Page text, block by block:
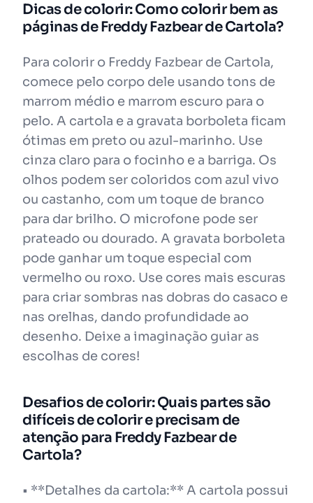
Dicas de colorir: Como colorir bem as
páginas de Freddy Fazbear de Cartola?
Para colorir o Freddy Fazbear de Cartola,
comece pelo corpo dele usando tons de
marrom médio e marrom escuro para o
pelo. A cartola e a gravata borboleta ficam
ótimas em preto ou azul-marinho. Use
cinza claro para o focinho e a barriga. Os
olhos podem ser coloridos com azul vivo
ou castanho, com um toque de branco
para dar brilho. O microfone pode ser
prateado ou dourado. A gravata borboleta
pode ganhar um toque especial com
vermelho ou roxo. Use cores mais escuras
para criar sombras nas dobras do casaco e
nas orelhas, dando profundidade ao
desenho. Deixe a imaginação guiar as
escolhas de cores!
Desafios de colorir: Quais partes são
difíceis de colorir e precisam de
atenção para Freddy Fazbear de
Cartola?
• **Detalhes da cartola:** A cartola possui